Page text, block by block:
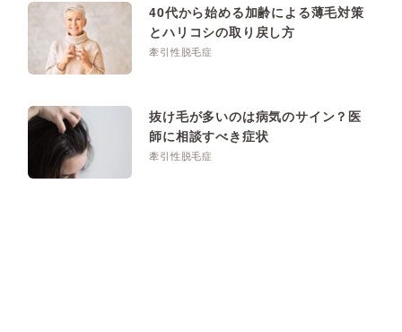
40代から始める加齢による薄毛対策
とハリコシの取り戻し方
牽引性脱毛症
抜け毛が多いのは病気のサイン？医
師に相談すべき症状
牽引性脱毛症